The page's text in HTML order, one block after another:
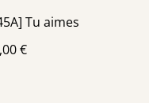
Tu aimes
€